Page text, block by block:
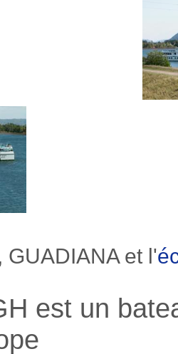
GUADIANA et l'
est un